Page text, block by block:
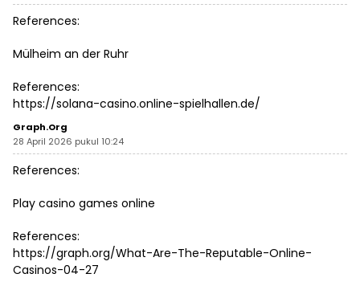
References:
Mülheim an der Ruhr
References:
https://solana-casino.online-spielhallen.de/
Graph.org
28 April 2026 pukul 10:24
References:
Play casino games online
References:
https://graph.org/What-Are-The-Reputable-Online-
Casinos-04-27